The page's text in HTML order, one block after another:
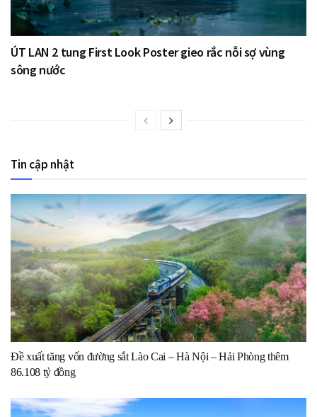
ÚT LAN 2 tung First Look Poster gieo rắc nỗi sợ vùng
sông nước
Tin cập nhật
Đề xuất tăng vốn đường sắt Lào Cai – Hà Nội – Hải Phòng thêm
86.108 tỷ đồng